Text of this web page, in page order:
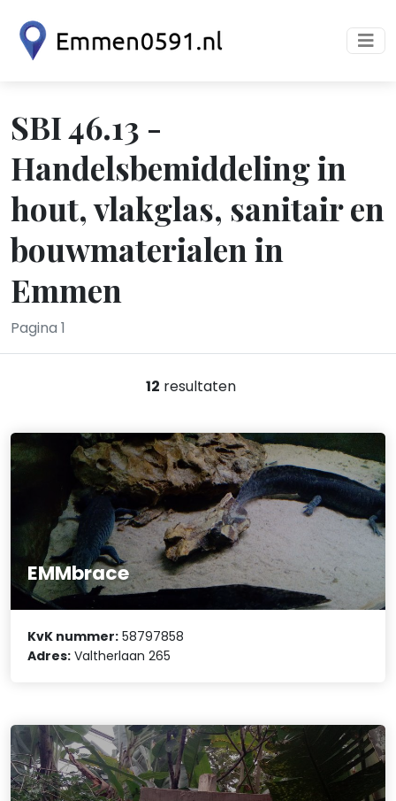
SBI 46.13 -
Handelsbemiddeling in
hout, vlakglas, sanitair en
bouwmaterialen in
Emmen
Pagina 1
12 resultaten
EMMbrace
KvK nummer: 58797858
Adres: Valtherlaan 265